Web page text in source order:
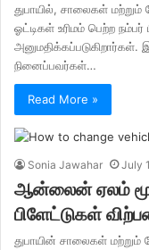
துபாயில், சாலைகள்
ஓட்டிகள் உரிமம் பெற்ற
நினைப்பவர்கள்…
Read More »
Sonia Jawahar July
ஆன்லைன் ஏலம்
பிளேட்டுகள்
துபாயின் சாலைகள்